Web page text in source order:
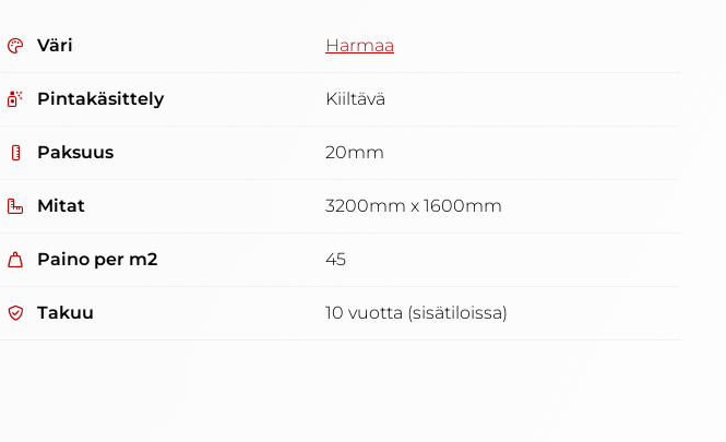
Väri Harmaa
Pintakäsittely Kiiltävä
Paksuus 20mm
Mitat 3200mm x 1600mm
Paino per m2 45
Takuu 10 vuotta (sisätiloissa)